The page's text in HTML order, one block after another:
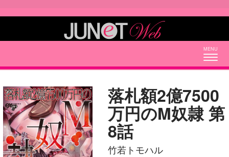
落札額2億7500
万円のM奴隷 第
8話
竹若トモハル